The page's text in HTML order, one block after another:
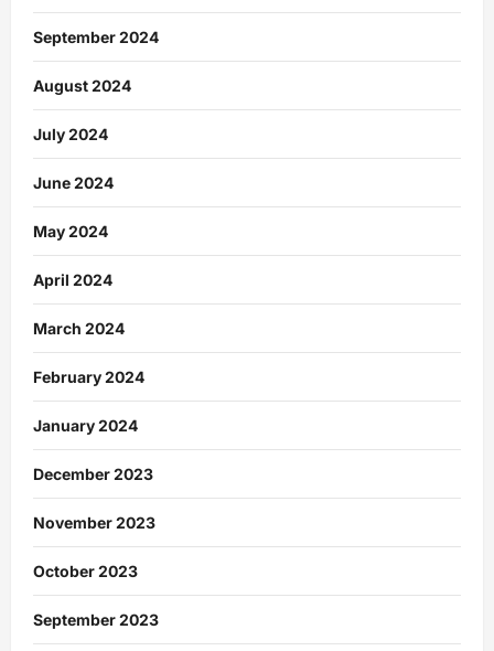
September 2024
August 2024
July 2024
June 2024
May 2024
April 2024
March 2024
February 2024
January 2024
December 2023
November 2023
October 2023
September 2023